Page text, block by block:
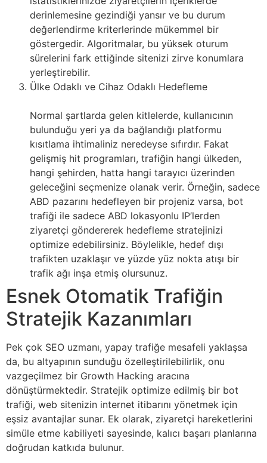
derinlemesine gezindiği yansır ve bu durum
değerlendirme kriterlerinde mükemmel bir
göstergedir. Algoritmalar, bu yüksek oturum
sürelerini fark ettiğinde sitenizi zirve konumlara
yerleştirebilir.
Ülke Odaklı ve Cihaz Odaklı Hedefleme
Normal şartlarda gelen kitlelerde, kullanıcının
bulunduğu yeri ya da bağlandığı platformu
kısıtlama ihtimaliniz neredeyse sıfırdır. Fakat
gelişmiş hit programları, trafiğin hangi ülkeden,
hangi şehirden, hatta hangi tarayıcı üzerinden
geleceğini seçmenize olanak verir. Örneğin, sadece
ABD pazarını hedefleyen bir projeniz varsa, bot
trafiği ile sadece ABD lokasyonlu IP’lerden
ziyaretçi göndererek hedefleme stratejinizi
optimize edebilirsiniz. Böylelikle, hedef dışı
trafikten uzaklaşır ve yüzde yüz nokta atışı bir
trafik ağı inşa etmiş olursunuz.
Esnek Otomatik Trafiğin
Stratejik Kazanımları
Pek çok SEO uzmanı, yapay trafiğe mesafeli yaklaşsa
da, bu altyapının sunduğu özelleştirilebilirlik, onu
vazgeçilmez bir Growth Hacking aracına
dönüştürmektedir. Stratejik optimize edilmiş bir bot
trafiği, web sitenizin internet itibarını yönetmek için
eşsiz avantajlar sunar. Ek olarak, ziyaretçi hareketlerini
simüle etme kabiliyeti sayesinde, kalıcı başarı planlarına
doğrudan katkıda bulunur.